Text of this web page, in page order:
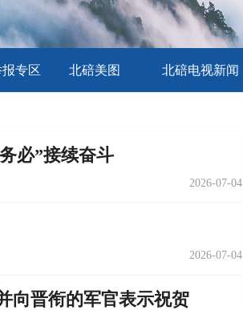
专区 北碚美图 北碚电视新闻
必”接续奋斗
2026-07-04
2026-07-04
向晋衔的军官表示祝贺